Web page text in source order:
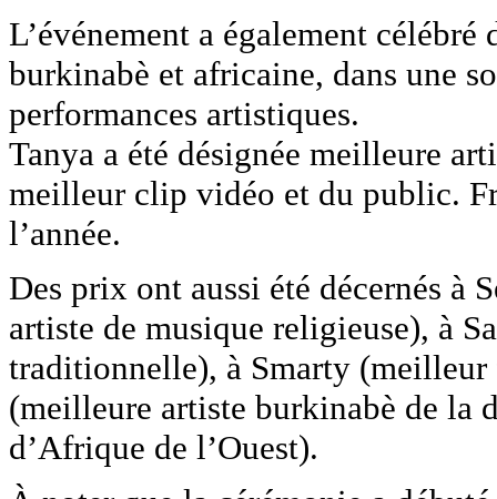
L’événement a également célébré
burkinabè et africaine, dans une
performances artistiques.
Tanya a été désignée meilleure
meilleur clip vidéo et du public.
l’année.
Des prix ont aussi été décernés
artiste de musique religieuse), à
traditionnelle), à Smarty
(meilleure artiste burkinabè de la
d’Afrique de l’Ouest).